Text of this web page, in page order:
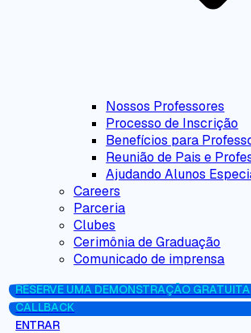
Nossos Professores
Processo de Inscrição
Benefícios para
Reunião de Pais e
Ajudando Alunos
Careers
Parceria
Clubes
Cerimônia de Graduação
Comunicado de imprensa
RESERVE UMA DEMONSTRAÇÃO GRATUITA
CALLBACK
ENTRAR